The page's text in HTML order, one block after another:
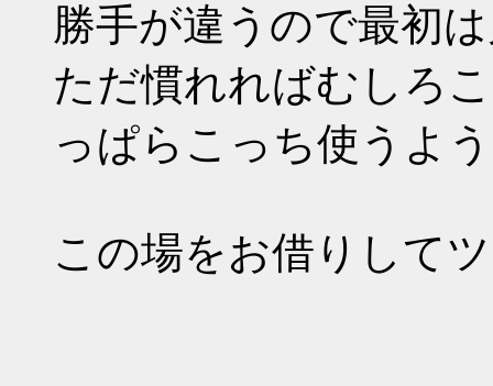
勝手が違うので最初
ただ慣れればむしろ
っぱらこっち使うよ
この場をお借りして